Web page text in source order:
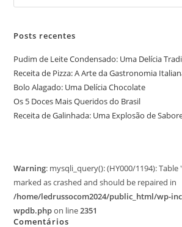
Posts recentes
Pudim de Leite Condensado: Uma Delícia
Receita de Pizza: A Arte da Gastronomia
Bolo Alagado: Uma Delícia Chocolate
Os 5 Doces Mais Queridos do Brasil
Receita de Galinhada: Uma Explosão de
Warning: mysqli_query(): (HY000/1194):
marked as crashed and should be repaired in
/home/ledrussocom2024/public_html/wp-
wpdb.phpon line2351
Comentários